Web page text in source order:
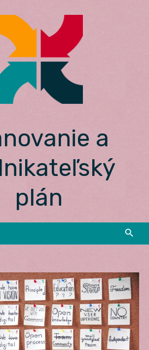
a
plán